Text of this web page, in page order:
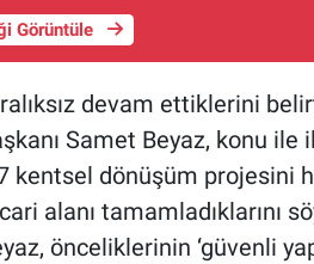
Görüntüle
devam ettiklerini
Samet Beyaz, konu ile
kentsel dönüşüm projesini
alanı tamamladıklarını
önceliklerinin ‘güvenli